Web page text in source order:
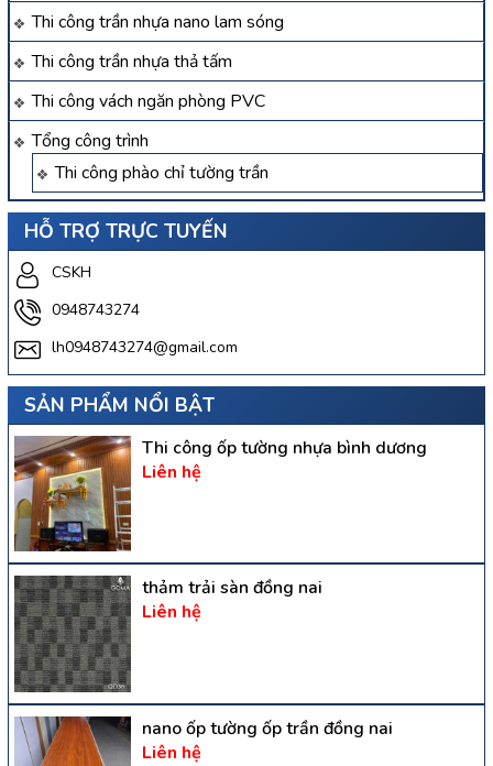
Thi công trần nhựa nano lam sóng
Thi công trần nhựa thả tấm
Thi công vách ngăn phòng PVC
Tổng công trình
Thi công phào chỉ tường trần
HỖ TRỢ TRỰC TUYẾN
CSKH
0948743274
lh0948743274@gmail.com
SẢN PHẨM NỔI BẬT
Thi công ốp tường nhựa bình dương
Liên hệ
thảm trải sàn đồng nai
Liên hệ
nano ốp tường ốp trần đồng nai
Liên hệ